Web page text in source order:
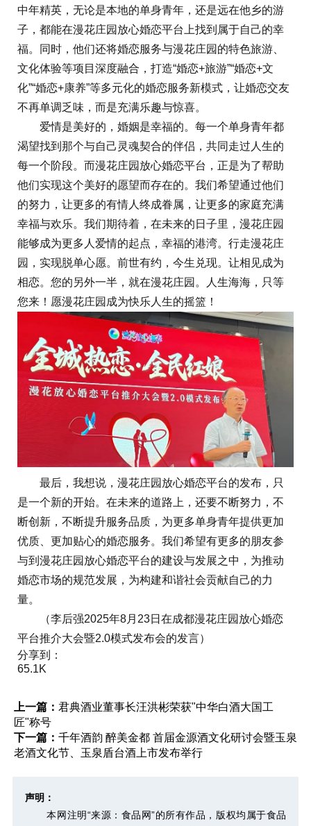
中年精英，无论是本地的单身青年，还是远在他乡的游
子，都能在漫花庄园放心婚恋平台上找到属于自己的幸
福。同时，他们还将婚恋服务与漫花庄园的特色旅游、
文化体验等项目深度融合，打造“婚恋+旅游”“婚恋+文
化”“婚恋+康养”等多元化的婚恋服务新模式，让婚恋交友
不再单调乏味，而是充满乐趣与惊喜。
爱情是美好的，婚姻是幸福的。每一个单身青年都
渴望找到那个与自己灵魂契合的伴侣，共同走过人生的
每一个阶段。而漫花庄园放心婚恋平台，正是为了帮助
他们实现这个美好的愿望而存在的。我们希望通过他们
的努力，让更多的有情人终成眷属，让更多的家庭充满
幸福与欢乐。我们期待着，在未来的日子里，漫花庄园
能够成为更多人爱情的起点，幸福的港湾。行走漫花庄
园，实现脱单心愿。前世有约，今生兑现。让相见成为
相恋。您的另外一半，就在漫花庄园。人生海海，只等
您来！愿漫花庄园成为快乐人生的摇篮！
最后，我想说，漫花庄园放心婚恋平台的发布，只
是一个新的开始。在未来的道路上，还要不断努力，不
断创新，不断提升服务品质，为更多单身青年提供更加
优质、更加贴心的婚恋服务。我们希望有更多的朋友参
与到漫花庄园放心婚恋平台的建设与发展之中，为推动
婚恋市场的规范发展，为构建和谐社会贡献自己的力
量。
（李后强2025年8月23日在成都漫花庄园放心婚恋
平台推介大会暨2.0模式发布会的发言）
分享到：
65.1K
上一篇： 君典酒业董事长汪洪彬荣获"中华白酒大国工
匠"称号
下一篇： 千年酒韵 醉美金都 首届金源酒文化研讨会暨玉泉
老酒文化节、玉泉盾台酒上市发布举行
声明：
本网注明“来源：食品网”的所有作品，版权均属于食品